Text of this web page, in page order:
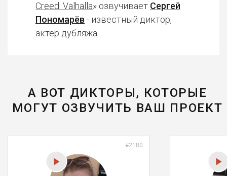
Creed: Valhalla» озвучивает Сергей
Пономарёв - известный диктор,
актер дубляжа.
А ВОТ ДИКТОРЫ, КОТОРЫЕ
МОГУТ ОЗВУЧИТЬ ВАШ ПРОЕКТ
#2180